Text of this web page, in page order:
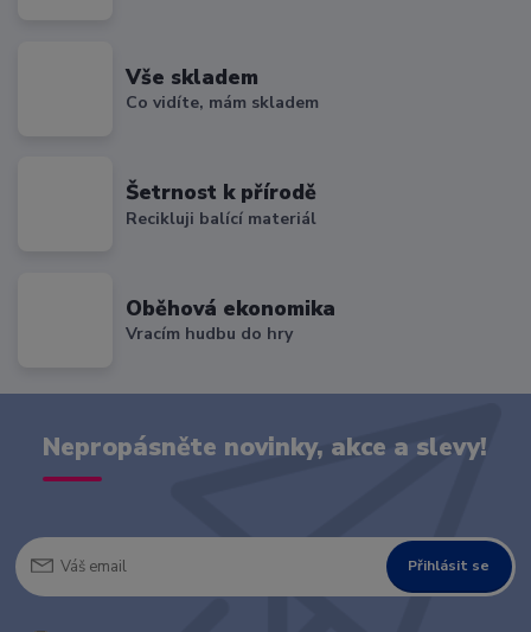
Vše skladem
Co vidíte, mám skladem
Šetrnost k přírodě
Recikluji balící materiál
Oběhová ekonomika
Vracím hudbu do hry
Nepropásněte novinky, akce a slevy!
Přihlásit se